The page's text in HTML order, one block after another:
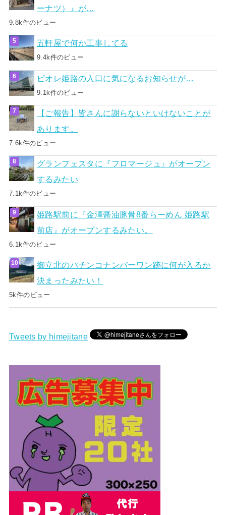
ーナツ）』が…
9.8k件のビュー
五軒屋で何か工事してる
9.4k件のビュー
ピオレ姫路の入口に気になるお知らせが…
9.1k件のビュー
【ご報告】皆さんに謝らないといけないことが
あります。
7.6k件のビュー
グランフェスタに『フロマージュ』がオープン
するみたい
7.1k件のビュー
姫路駅前に『金澤醤油豚骨8番らーめん 姫路駅
前店』がオープンするみたい。
6.1k件のビュー
御立北のパチンコナンバーワン跡に何が入るか
決まったみたい！
5k件のビュー
Tweets by himejitane